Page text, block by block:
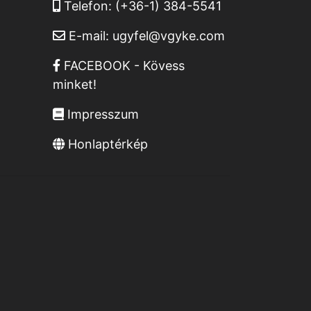
Telefon: (+36-1) 384-5541
E-mail: ugyfel@vgyke.com
FACEBOOK - Kövess
minket!
Impresszum
Honlaptérkép